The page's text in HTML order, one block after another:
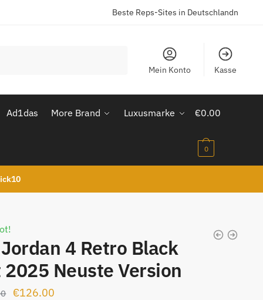
Beste Reps-Sites in Deutschlandn
Mein Konto Kasse
Ad1das More Brand Luxusmarke €0.00
0
4 Retro Black
2025 Neuste Version
Ursprünglicher
€126.00